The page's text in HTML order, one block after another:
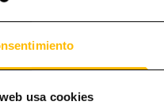
usa cookies
году был немного другой, не
зато была стройка прям возле
необходимых вещей. Нам
и домашней